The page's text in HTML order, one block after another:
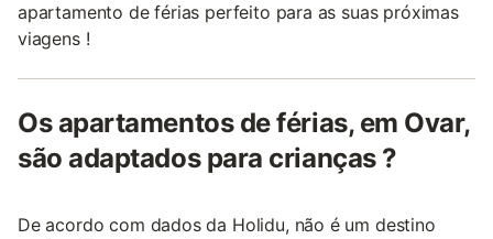
apartamento de férias perfeito para as suas próximas
viagens !
Os apartamentos de férias, em Ovar,
são adaptados para crianças ?
De acordo com dados da Holidu, não é um destino